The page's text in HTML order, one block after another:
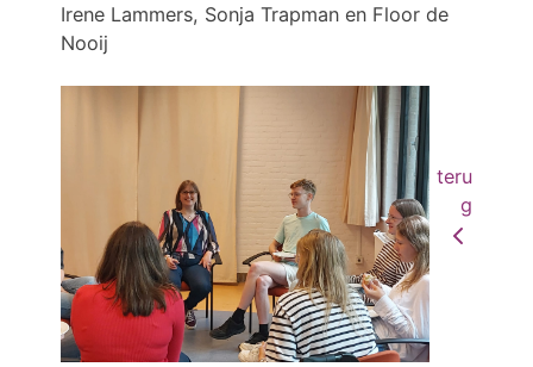
Irene Lammers, Sonja Trapman en Floor de
Nooij
teru
g